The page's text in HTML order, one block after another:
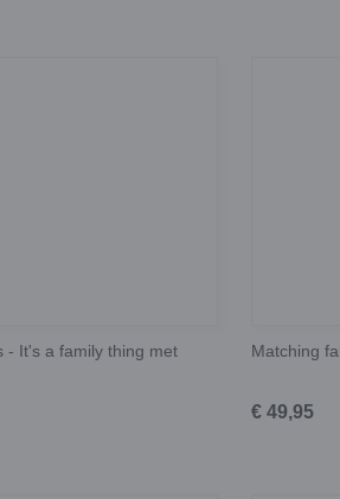
- It's a family thing met
Matching
€ 49,95